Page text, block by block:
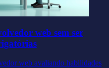
web sem ser
web avaliando habilidades